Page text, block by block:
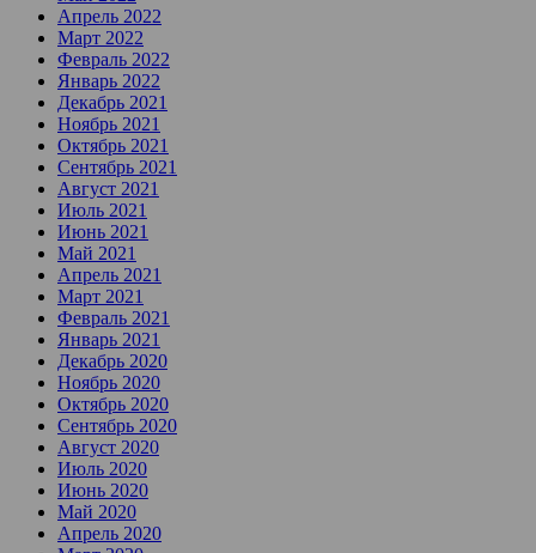
Апрель 2022
Март 2022
Февраль 2022
Январь 2022
Декабрь 2021
Ноябрь 2021
Октябрь 2021
Сентябрь 2021
Август 2021
Июль 2021
Июнь 2021
Май 2021
Апрель 2021
Март 2021
Февраль 2021
Январь 2021
Декабрь 2020
Ноябрь 2020
Октябрь 2020
Сентябрь 2020
Август 2020
Июль 2020
Июнь 2020
Май 2020
Апрель 2020